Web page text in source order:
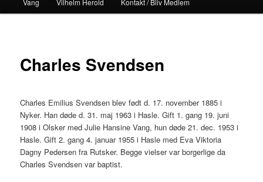
Charles Svendsen
Charles Emilius Svendsen blev født d. 17. november 1885 i
Nyker. Han døde d. 31. maj 1963 i Hasle. Gift 1. gang 19. juni
1908 i Olsker med Julie Hansine Vang, hun døde 21. dec. 1953 i
Hasle. Gift 2. gang 4. januar 1955 i Hasle med Eva Viktoria
Dagny Pedersen fra Rutsker. Begge vielser var borgerlige da
Charles Svendsen var baptist.